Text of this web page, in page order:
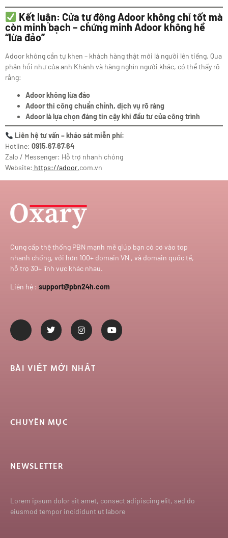
Kết luận: Cửa tự động Adoor không chỉ tốt mà
còn minh bạch – chứng minh Adoor không hề
“lừa đảo”
Adoor không cần tự khen – khách hàng thật mới là người lên tiếng. Qua
phản hồi như của anh Khánh và hàng nghìn người khác, có thể thấy rõ
rằng:
Adoor không lừa đảo
Adoor thi công chuẩn chỉnh, dịch vụ rõ ràng
Adoor là lựa chọn đáng tin cậy khi đầu tư cửa công trình
Liên hệ tư vấn – khảo sát miễn phí:
Hotline: 0915.67.67.64
Zalo / Messenger: Hỗ trợ nhanh chóng
Website: https://adoor.com.vn
Cung cấp thệ thống PBN mạnh mẽ giúp bạn có cơ vào top
nhanh chống, với hơn 100+ domain VN , và domain quốc tế,
hỗ trợ 30+ lĩnh vực khác nhau.
Liên hệ : support@pbn24h.com
BÀI VIẾT MỚI NHẤT
CHUYÊN MỤC
NEWSLETTER
Lorem ipsum dolor sit amet, consect adipiscing elit, sed do
eiusmod tempor incididunt ut labore